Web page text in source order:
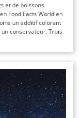
et de boissons
Food Facts World en
un additif colorant
conservateur. Trois